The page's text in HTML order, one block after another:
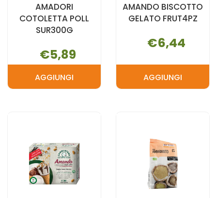
AMADORI
COTOLETTA POLL
SUR300G
€5,89
AGGIUNGIAGGIUNGI AMADORI
AMANDO BISCOTTO
GELATO FRUT4PZ
€6,44
AGGIUNGIAGGIUNGI